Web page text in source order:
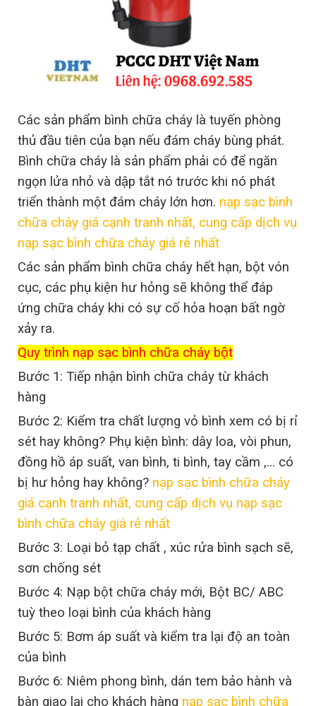
Các sản phẩm bình chữa cháy là tuyến phòng
thủ đầu tiên của bạn nếu đám cháy bùng phát.
Bình chữa cháy là sản phẩm phải có để ngăn
ngọn lửa nhỏ và dập tắt nó trước khi nó phát
triển thành một đám cháy lớn hơn. nạp sạc bình
chữa cháy giá cạnh tranh nhất, cung cấp dịch vụ
nạp sạc bình chữa cháy giá rẻ nhất
Các sản phẩm bình chữa cháy hết hạn, bột vón
cục, các phụ kiện hư hỏng sẽ không thể đáp
ứng chữa cháy khi có sự cố hỏa hoạn bất ngờ
xảy ra.
Quy trình nạp sạc bình chữa cháy bột
Bước 1: Tiếp nhận bình chữa cháy từ khách
hàng
Bước 2: Kiểm tra chất lượng vỏ bình xem có bị rỉ
sét hay không? Phụ kiện bình: dây loa, vòi phun,
đồng hồ áp suất, van bình, ti bình, tay cầm ,… có
bị hư hỏng hay không? nạp sạc bình chữa cháy
giá cạnh tranh nhất, cung cấp dịch vụ nạp sạc
bình chữa cháy giá rẻ nhất
Bước 3: Loại bỏ tạp chất , xúc rửa bình sạch sẽ,
sơn chống sét
Bước 4: Nạp bột chữa cháy mới, Bột BC/ ABC
tuỳ theo loại bình của khách hàng
Bước 5: Bơm áp suất và kiểm tra lại độ an toàn
của bình
Bước 6: Niêm phong bình, dán tem bảo hành và
bàn giao lại cho khách hàng nạp sạc bình chữa